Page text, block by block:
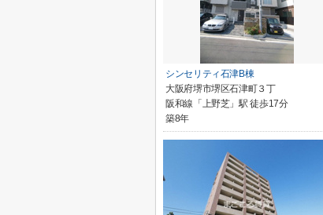
シンセリティ石津B棟
大阪府堺市堺区石津町３丁
阪和線「上野芝」駅 徒歩17分
築8年